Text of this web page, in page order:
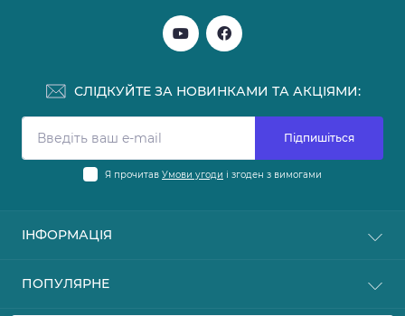
СЛІДКУЙТЕ ЗА НОВИНКАМИ ТА АКЦІЯМИ:
Підпишіться
Я прочитав Умови угоди і згоден з вимогами
ІНФОРМАЦІЯ
Відгуки
ПОПУЛЯРНЕ